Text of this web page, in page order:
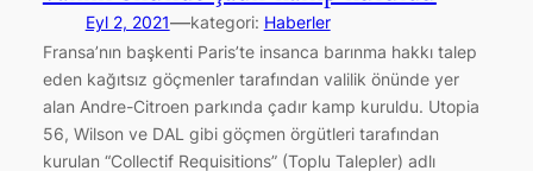
Eyl 2, 2021—kategori: Haberler
Fransa’nın başkenti Paris’te insanca barınma hakkı talep
eden kağıtsız göçmenler tarafından valilik önünde yer
alan Andre-Citroen parkında çadır kamp kuruldu. Utopia
56, Wilson ve DAL gibi göçmen örgütleri tarafından
kurulan “Collectif Requisitions” (Toplu Talepler) adlı